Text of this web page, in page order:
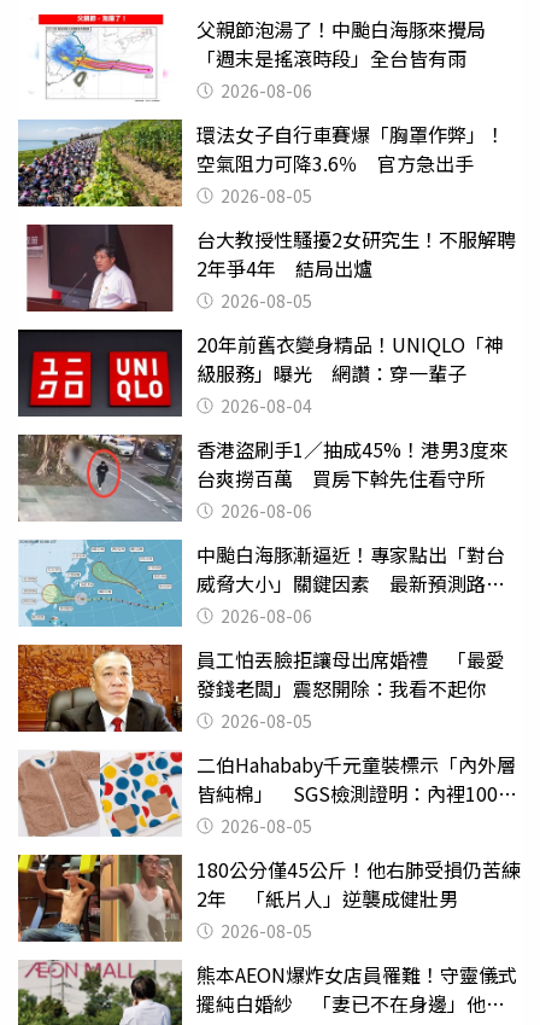
父親節泡湯了！中颱白海豚來攪局
「週末是搖滾時段」全台皆有雨
2026-08-06
環法女子自行車賽爆「胸罩作弊」！
空氣阻力可降3.6％ 官方急出手
2026-08-05
台大教授性騷擾2女研究生！不服解聘
2年爭4年 結局出爐
2026-08-05
20年前舊衣變身精品！UNIQLO「神
級服務」曝光 網讚：穿一輩子
2026-08-04
香港盜刷手1／抽成45%！港男3度來
台爽撈百萬 買房下斡先住看守所
2026-08-06
中颱白海豚漸逼近！專家點出「對台
威脅大小」關鍵因素 最新預測路徑
曝 2026-08-06
員工怕丟臉拒讓母出席婚禮 「最愛
發錢老闆」震怒開除：我看不起你
2026-08-05
二伯Hahababy千元童裝標示「內外層
皆純棉」 SGS檢測證明：內裡100%
聚酯纖維
2026-08-05
180公分僅45公斤！他右肺受損仍苦練
2年 「紙片人」逆襲成健壯男
2026-08-05
熊本AEON爆炸女店員罹難！守靈儀式
擺純白婚紗 「妻已不在身邊」他淚